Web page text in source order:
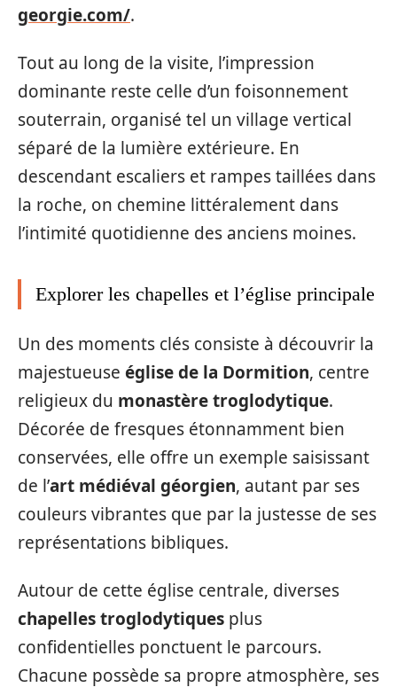
georgie.com/.
Tout au long de la visite, l’impression
dominante reste celle d’un foisonnement
souterrain, organisé tel un village vertical
séparé de la lumière extérieure. En
descendant escaliers et rampes taillées dans
la roche, on chemine littéralement dans
l’intimité quotidienne des anciens moines.
Explorer les chapelles et l’église principale
Un des moments clés consiste à découvrir la
majestueuse église de la Dormition, centre
religieux du monastère troglodytique.
Décorée de fresques étonnamment bien
conservées, elle offre un exemple saisissant
de l’art médiéval géorgien, autant par ses
couleurs vibrantes que par la justesse de ses
représentations bibliques.
Autour de cette église centrale, diverses
chapelles troglodytiques plus
confidentielles ponctuent le parcours.
Chacune possède sa propre atmosphère, ses